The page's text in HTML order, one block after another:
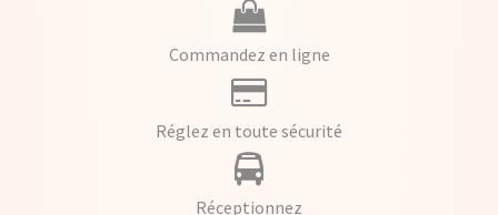
Commandez en ligne
Réglez en toute sécurité
Réceptionnez